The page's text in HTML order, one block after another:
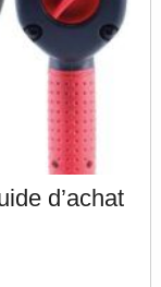
d’achat